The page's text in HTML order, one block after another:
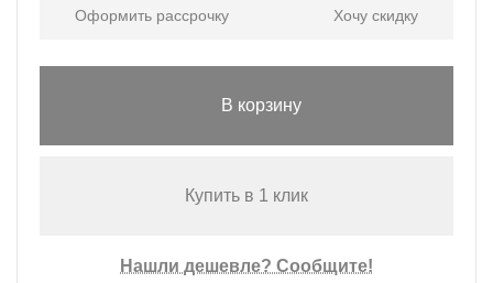
Оформить рассрочку Хочу скидку
В корзину
Купить в 1 клик
Нашли дешевле? Сообщите!